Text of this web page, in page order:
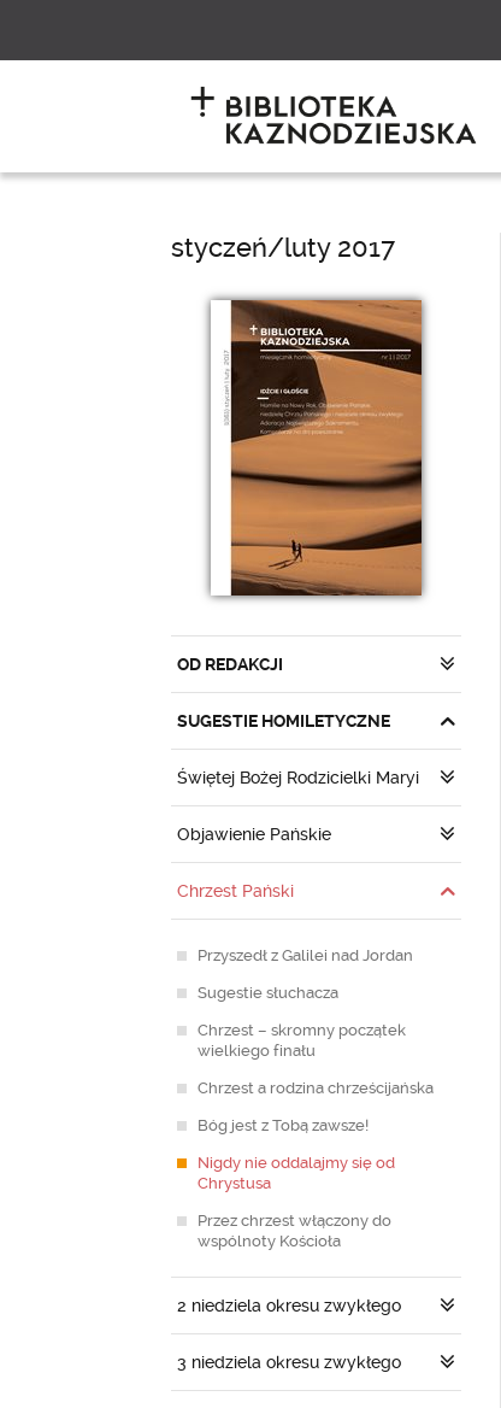
styczeń/luty 2017
OD REDAKCJI
SUGESTIE HOMILETYCZNE
Świętej Bożej Rodzicielki Maryi
Objawienie Pańskie
Chrzest Pański
Przyszedł z Galilei nad Jordan
Sugestie słuchacza
Chrzest – skromny początek
wielkiego finału
Chrzest a rodzina chrześcijańska
Bóg jest z Tobą zawsze!
Nigdy nie oddalajmy się od
Chrystusa
Przez chrzest włączony do
wspólnoty Kościoła
2 niedziela okresu zwykłego
3 niedziela okresu zwykłego